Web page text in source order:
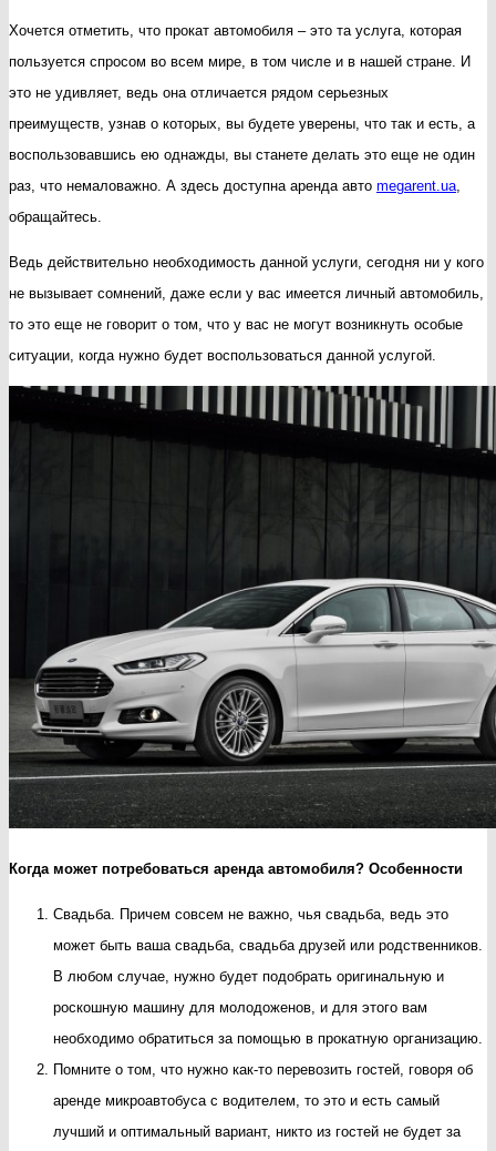
Хочется отметить, что прокат автомобиля – это та услуга, которая
пользуется спросом во всем мире, в том числе и в нашей стране. И
это не удивляет, ведь она отличается рядом серьезных
преимуществ, узнав о которых, вы будете уверены, что так и есть, а
воспользовавшись ею однажды, вы станете делать это еще не один
раз, что немаловажно. А здесь доступна аренда авто megarent.ua
обращайтесь.
Ведь действительно необходимость данной услуги, сегодня ни у кого
не вызывает сомнений, даже если у вас имеется личный автомобиль,
то это еще не говорит о том, что у вас не могут возникнуть особые
ситуации, когда нужно будет воспользоваться данной услугой.
Когда может потребоваться аренда автомобиля? Особенности
Свадьба. Причем совсем не важно, чья свадьба, ведь это
может быть ваша свадьба, свадьба друзей или родственников.
В любом случае, нужно будет подобрать оригинальную и
роскошную машину для молодоженов, и для этого вам
необходимо обратиться за помощью в прокатную организацию.
Помните о том, что нужно как-то перевозить гостей, говоря об
аренде микроавтобуса с водителем, то это и есть самый
лучший и оптимальный вариант, никто из гостей не будет за